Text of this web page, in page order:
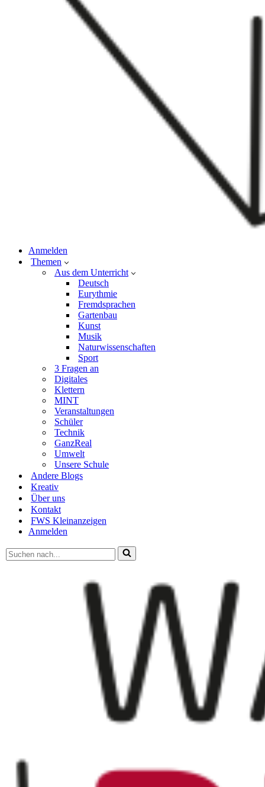
Anmelden
Themen
Aus dem Unterricht
Deutsch
Eurythmie
Fremdsprachen
Gartenbau
Kunst
Musik
Naturwissenschaften
Sport
3 Fragen an
Digitales
Klettern
MINT
Veranstaltungen
Schüler
Technik
GanzReal
Umwelt
Unsere Schule
Andere Blogs
Kreativ
Über uns
Kontakt
FWS Kleinanzeigen
Anmelden
Suchen
nach …